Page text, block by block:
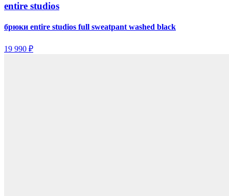
entire studios
брюки entire studios full sweatpant washed black
19 990 ₽